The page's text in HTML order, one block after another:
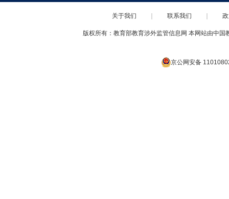
关于我们 联系我们
版权所有：教育部教育涉外监管信息网 本网站由中
京公网安备